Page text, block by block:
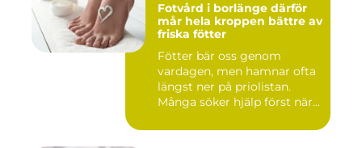
Fotvård i borlänge därför
mår hela kroppen bättre av
friska fötter
Fötter bär oss genom
vardagen, men hamnar ofta
längst ner på priolistan.
Många söker hjälp först när...